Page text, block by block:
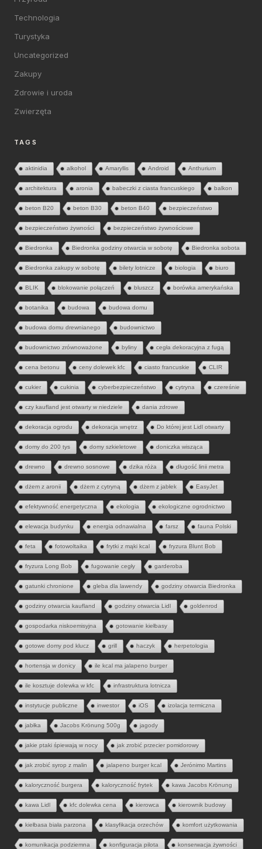
Technologia
Turystyka
Uncategorized
Zakupy
Zdrowie i uroda
Zwierzęta
TAGS
aktinidia alkohol Amaryllis Android Anthurium
architektura aronia babeczki z ciasta francuskiego balkon
beton B20 beton B30 beton B40 bezpieczeństwo
bezpieczeństwo żywności bezpieczeństwo żywnościowe
Biedronka Biedronka godziny otwarcia w sobotę Biedronka sobota
Biedronka zakupy w sobotę bilety lotnicze biologia biuro
BLIK blokowanie połączeń bluszcz borówka amerykańska
botanika budowa budowa domu
budowa domu drewnianego budownictwo
budownictwo zrównoważone byliny cegła dekoracyjna z fugą
cena betonu ceny dolewek kfc ciasto francuskie CLIR
cukier cukinia cyberbezpieczeństwo cytryna czereśnie
czy kaufland jest otwarty w niedziele dania zdrowe
dekoracja ogrodu dekoracja wnętrz Do której jest Lidl otwarty
domy do 200 tys domy szkieletowe doniczka wisząca
drewno drewno sosnowe dzika róża długość linii metra
dżem z aronii dżem z cytryną dżem z jabłek EasyJet
efektywność energetyczna ekologia ekologiczne ogrodnictwo
elewacja budynku energia odnawialna farsz fauna Polski
feta fotowoltaika frytki z mąki kcal fryzura Blunt Bob
fryzura Long Bob fugowanie cegły garderoba
gatunki chronione gleba dla lawendy godziny otwarcia Biedronka
godziny otwarcia kaufland godziny otwarcia Lidl goldenrod
gospodarka niskoemisyjna gotowanie kiełbasy
gotowe domy pod klucz grill haczyk herpetologia
hortensja w donicy ile kcal ma jalapeno burger
ile kosztuje dolewka w kfc infrastruktura lotnicza
instytucje publiczne inwestor iOS izolacja termiczna
jabłka Jacobs Krönung 500g jagody
jakie ptaki śpiewają w nocy jak zrobić przecier pomidorowy
jak zrobić syrop z malin jalapeno burger kcal Jerónimo Martins
kaloryczność burgera kaloryczność frytek kawa Jacobs Krönung
kawa Lidl kfc dolewka cena kierowca kierownik budowy
kiełbasa biała parzona klasyfikacja orzechów komfort użytkowania
komunikacja podziemna konfiguracja pilota konserwacja żywności